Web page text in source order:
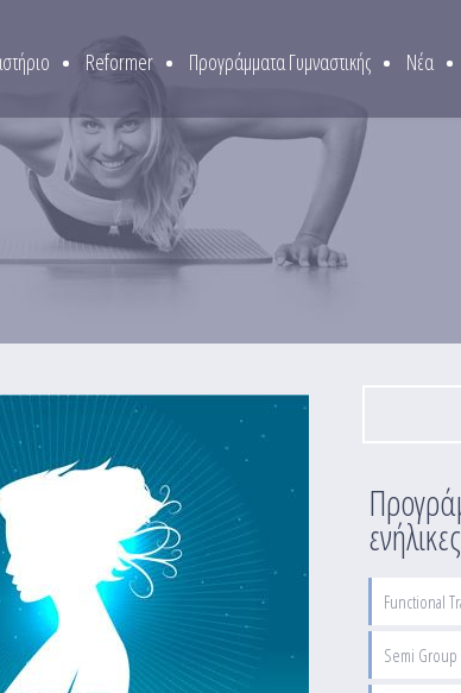
Reformer Προγράμματα Γυμναστικής Νέα
ενήλικες
Functional
Semi